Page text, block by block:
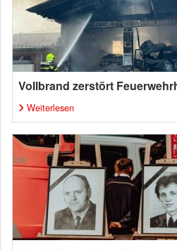
Vollbrand zerstört
Weiterlesen